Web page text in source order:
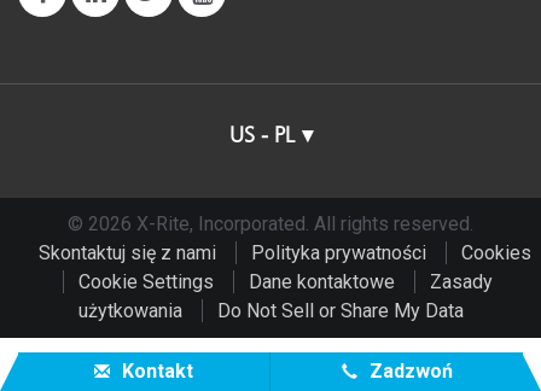
US - PL
© 2026 X-Rite, Incorporated. All rights reserved.
Skontaktuj się z nami
Polityka prywatności
Cookies
Cookie Settings
Dane kontaktowe
Zasady
użytkowania
Do Not Sell or Share My Data
Kontakt Zadzwoń